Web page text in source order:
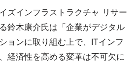
ズインフラストラクチャ リサー
鈴木康介氏は「企業がデジタル
ョンに取り組む上で、ITインフ
経済性を高める変革は不可欠に